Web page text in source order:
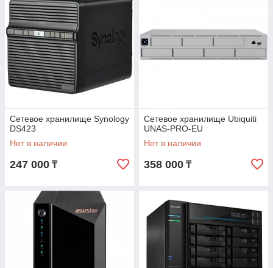
Сетевое хранилище Synology
DS423
Нет в наличии
247 000 ₸
Сетевое хранилище Ubiquiti
UNAS-PRO-EU
Нет в наличии
358 000 ₸